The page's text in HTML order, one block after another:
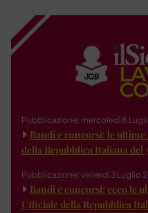
Pubblicazione: mercoledì 8
Bandi e concorsi: le
della Repubblica Italiana del
Pubblicazione: venerdì 3 Luglio
Bandi e concorsi: ecco le
Ufficiale della Repubblica